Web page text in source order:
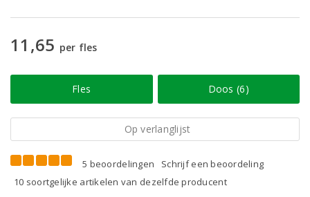
11,65 per fles
Fles Doos (6)
Op verlanglijst
5 beoordelingen
Schrijf een beoordeling
10 soortgelijke artikelen van dezelfde producent